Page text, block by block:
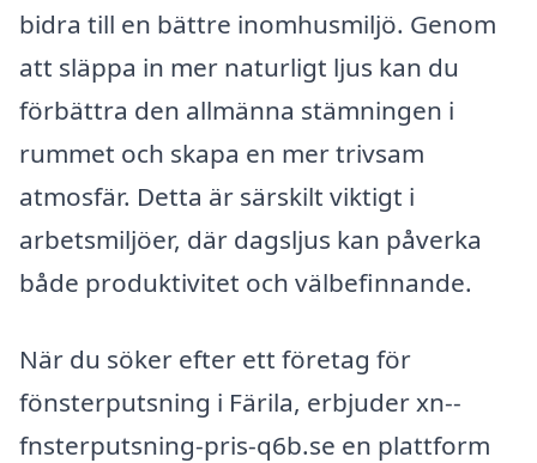
bidra till en bättre inomhusmiljö. Genom
att släppa in mer naturligt ljus kan du
förbättra den allmänna stämningen i
rummet och skapa en mer trivsam
atmosfär. Detta är särskilt viktigt i
arbetsmiljöer, där dagsljus kan påverka
både produktivitet och välbefinnande.
När du söker efter ett företag för
fönsterputsning i Färila, erbjuder xn--
fnsterputsning-pris-q6b.se en plattform